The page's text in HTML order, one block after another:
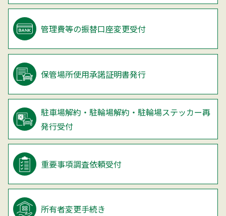
管理費等の振替口座変更受付
保管場所使用承諾証明書発行
駐車場解約・駐輪場解約・ 駐輪場ステッカー再
発行受付
重要事項調査依頼受付
所有者変更手続き